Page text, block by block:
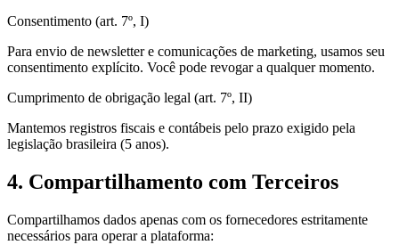
Consentimento (art. 7º, I)
Para envio de newsletter e comunicações de marketing, usamos seu
consentimento explícito. Você pode revogar a qualquer momento.
Cumprimento de obrigação legal (art. 7º, II)
Mantemos registros fiscais e contábeis pelo prazo exigido pela
legislação brasileira (5 anos).
4. Compartilhamento com Terceiros
Compartilhamos dados apenas com os fornecedores estritamente
necessários para operar a plataforma: